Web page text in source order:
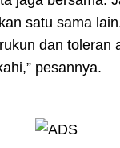
satu sama
dan toleran
pesannya.